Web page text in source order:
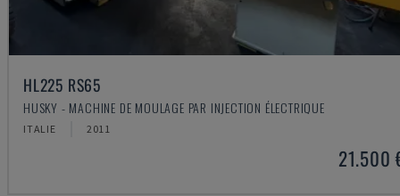
HL225 RS65
HUSKY - MACHINE DE MOULAGE PAR INJECTION ÉLECTRIQUE
ITALIE 2011
21.500